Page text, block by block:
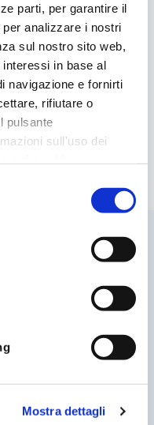
parti, per garantire il
analizzare i nostri
sul nostro sito web,
in base al
navigazione e fornirti
rifiutare o
pulsante
sull'uso dei
Mostra dettagli
elettrici manuali a
per fondo piscina
più vicino
vicino a te